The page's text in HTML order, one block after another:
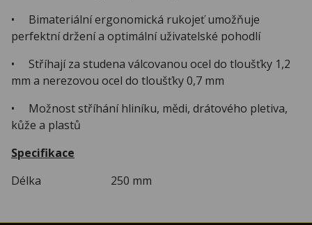
• Bimateriální ergonomická rukojeť umožňuje
perfektní držení a optimální uživatelské pohodlí
• Stříhají za studena válcovanou ocel do tloušťky 1,2
mm a nerezovou ocel do tloušťky 0,7 mm
• Možnost stříhání hliníku, mědi, drátového pletiva,
kůže a plastů
Specifikace
Délka 250 mm